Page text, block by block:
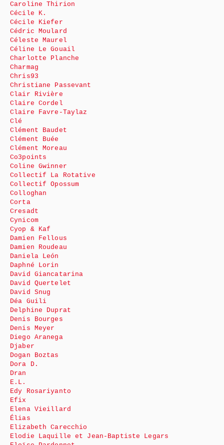
Caroline Thirion
Cécile K.
Cécile Kiefer
Cédric Moulard
Céleste Maurel
Céline Le Gouail
Charlotte Planche
Charmag
Chris93
Christiane Passevant
Clair Rivière
Claire Cordel
Claire Favre-Taylaz
Clé
Clément Baudet
Clément Buée
Clément Moreau
Co3points
Coline Gwinner
Collectif La Rotative
Collectif Opossum
Colloghan
Corta
Cresadt
Cynicom
Cyop & Kaf
Damien Fellous
Damien Roudeau
Daniela León
Daphné Lorin
David Giancatarina
David Quertelet
David Snug
Déa Guili
Delphine Duprat
Denis Bourges
Denis Meyer
Diego Aranega
Djaber
Dogan Boztas
Dora D.
Dran
E.L.
Edy Rosariyanto
Efix
Elena Vieillard
Élias
Elizabeth Carecchio
Elodie Laquille et Jean-Baptiste Legars